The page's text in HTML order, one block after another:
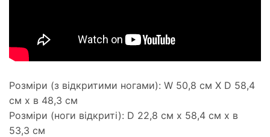
Розміри (з відкритими ногами): W 50,8 см X D 58,4
см х в 48,3 см
Розміри (ноги відкриті): D 22,8 см х 58,4 см х в
53,3 см